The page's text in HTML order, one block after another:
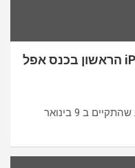
סטיב ג’ובס מציג את ה iPhone הראשון בכנס אפל
אני חושב שכל מי שנכח באותו אירוע שהתקיים ב 9 בינואר